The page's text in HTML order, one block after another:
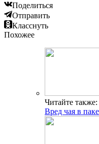
Поделиться
Отправить
Класснуть
Похожее
Читайте также:
Вред чая в